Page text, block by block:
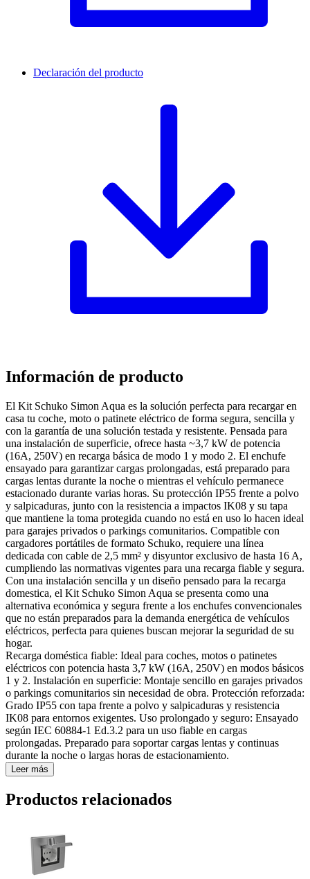
Declaración del producto
Información de producto
El Kit Schuko Simon Aqua es la solución perfecta para recargar en
casa tu coche, moto o patinete eléctrico de forma segura, sencilla y
con la garantía de una solución testada y resistente. Pensada para
una instalación de superficie, ofrece hasta ~3,7 kW de potencia
(16A, 250V) en recarga básica de modo 1 y modo 2. El enchufe
ensayado para garantizar cargas prolongadas, está preparado para
cargas lentas durante la noche o mientras el vehículo permanece
estacionado durante varias horas. Su protección IP55 frente a polvo
y salpicaduras, junto con la resistencia a impactos IK08 y su tapa
que mantiene la toma protegida cuando no está en uso lo hacen ideal
para garajes privados o parkings comunitarios. Compatible con
cargadores portátiles de formato Schuko, requiere una línea
dedicada con cable de 2,5 mm² y disyuntor exclusivo de hasta 16 A,
cumpliendo las normativas vigentes para una recarga fiable y segura.
Con una instalación sencilla y un diseño pensado para la recarga
domestica, el Kit Schuko Simon Aqua se presenta como una
alternativa económica y segura frente a los enchufes convencionales
que no están preparados para la demanda energética de vehículos
eléctricos, perfecta para quienes buscan mejorar la seguridad de su
hogar.
Recarga doméstica fiable: Ideal para coches, motos o patinetes
eléctricos con potencia hasta 3,7 kW (16A, 250V) en modos básicos
1 y 2. Instalación en superficie: Montaje sencillo en garajes privados
o parkings comunitarios sin necesidad de obra. Protección reforzada:
Grado IP55 con tapa frente a polvo y salpicaduras y resistencia
IK08 para entornos exigentes. Uso prolongado y seguro: Ensayado
según IEC 60884-1 Ed.3.2 para un uso fiable en cargas
prolongadas. Preparado para soportar cargas lentas y continuas
durante la noche o largas horas de estacionamiento.
Leer más
Productos relacionados